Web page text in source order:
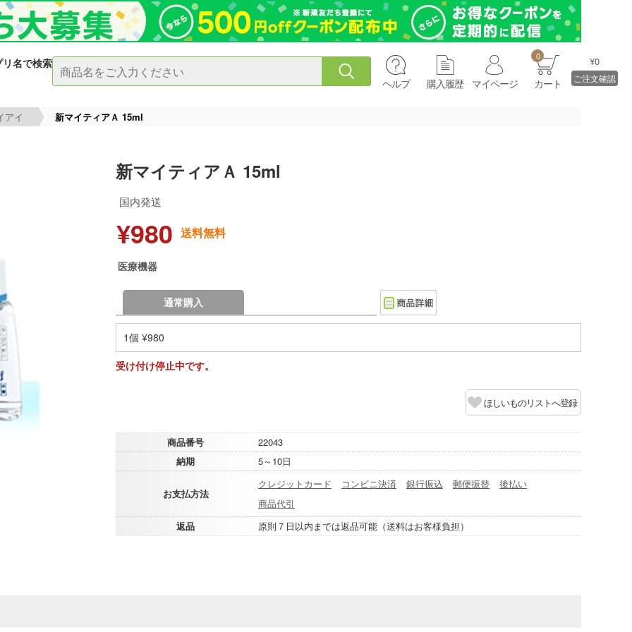
名で検索
ヘルプ
購入履歴 マイページ
0
カート
¥0
ご注文確認
アイ 新マイティアＡ 15ml
新マイティアＡ 15ml
国内発送
¥980 送料無料
医療機器
通常購入
1個 ¥980
受け付け停止中です。
ほしいものリストへ登録
商品番号
22043
納期
5～10日
お支払方法
クレジットカード コンビニ決済 銀行振込 郵便振替
後払い
商品代引
返品
原則７日以内までは返品可能（送料はお客様負担）